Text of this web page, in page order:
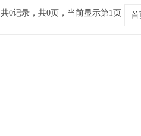
共0记录，共0页，当前显示第1页 首